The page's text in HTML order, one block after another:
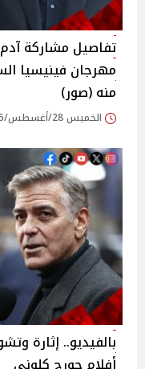
تفاصيل مشاركة
منه (صور)
الخميس 28/أغسطس/2025 - 07:54 م
بالفيديو.. إثارة